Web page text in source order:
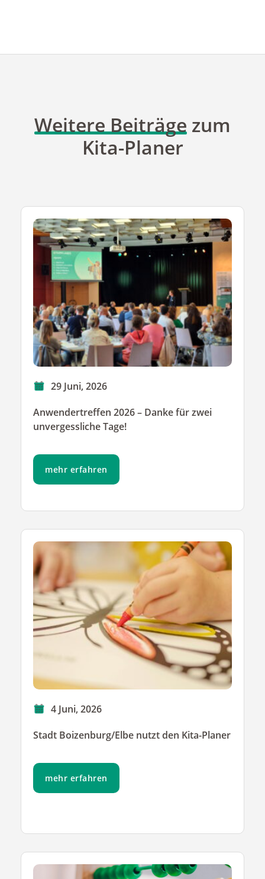
Weitere Beiträge zum
Kita-Planer
29 Juni, 2026
Anwendertreffen 2026 – Danke für zwei
unvergessliche Tage!
mehr erfahren
4 Juni, 2026
Stadt Boizenburg/Elbe nutzt den Kita-Planer
mehr erfahren